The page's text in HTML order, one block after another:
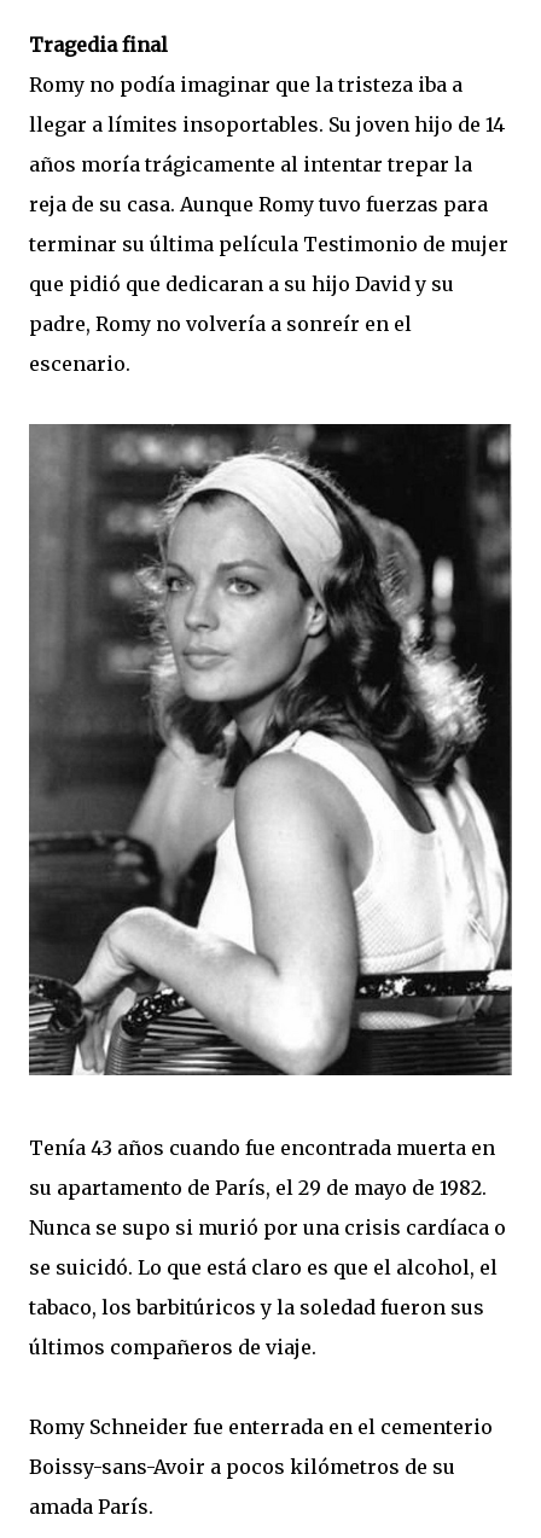
Tragedia final
Romy no podía imaginar que la tristeza iba a
llegar a límites insoportables. Su joven hijo de 14
años moría trágicamente al intentar trepar la
reja de su casa. Aunque Romy tuvo fuerzas para
terminar su última película Testimonio de mujer
que pidió que dedicaran a su hijo David y su
padre, Romy no volvería a sonreír en el
escenario.
Tenía 43 años cuando fue encontrada muerta en
su apartamento de París, el 29 de mayo de 1982.
Nunca se supo si murió por una crisis cardíaca o
se suicidó. Lo que está claro es que el alcohol, el
tabaco, los barbitúricos y la soledad fueron sus
últimos compañeros de viaje.
Romy Schneider fue enterrada en el cementerio
Boissy-sans-Avoir a pocos kilómetros de su
amada París.